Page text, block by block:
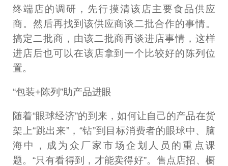
终端店的调研，先行摸清该店主要食品供应
商。然后再找到该供应商谈二批合作的事情。
搞定二批商，由该二批商再谈进店事情，这样
进店后也可以在该店拿到一个比较好的陈列位
置。
“包装+陈列”助产品进眼
随着“眼球经济”的到来，如何让自己的产品在货
架上“跳出来”，“钻”到目标消费者的眼球中、脑
海中，成为众厂家市场企划人员的重点课
题。“只有看得到，才能卖得好”。售点店招、橱